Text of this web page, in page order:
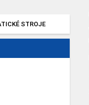
STROJE